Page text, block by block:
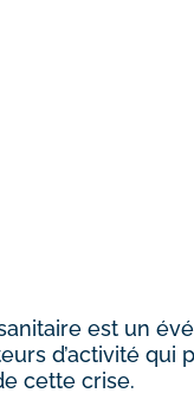
est un
d’activité qui
cette crise.